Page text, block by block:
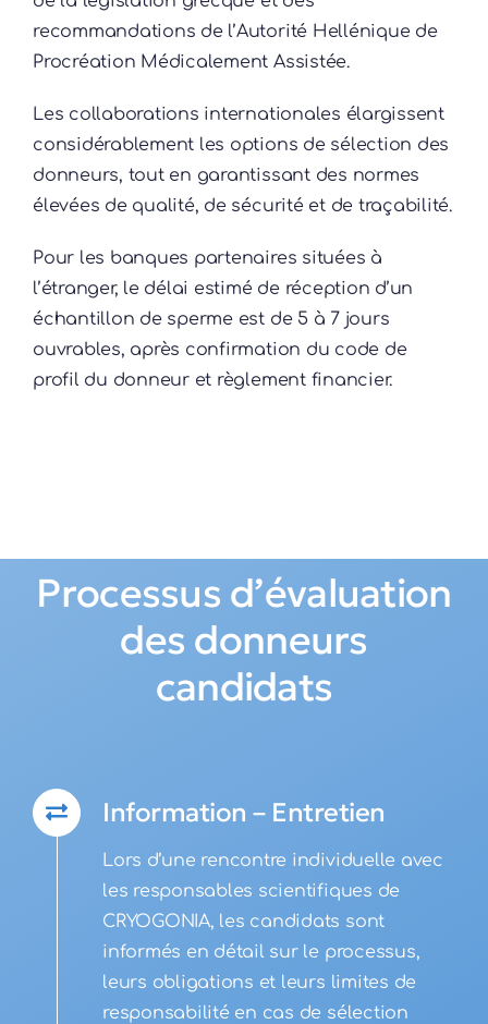
recommandations de l’Autorité Hellénique de
Procréation Médicalement Assistée.
Les collaborations internationales élargissent
considérablement les options de sélection des
donneurs, tout en garantissant des normes
élevées de qualité, de sécurité et de traçabilité.
Pour les banques partenaires situées à
l’étranger, le délai estimé de réception d’un
échantillon de sperme est de 5 à 7 jours
ouvrables, après confirmation du code de
profil du donneur et règlement financier.
Processus d’évaluation
des donneurs
candidats
Information – Entretien
Lors d’une rencontre individuelle avec
les responsables scientifiques de
CRYOGONIA, les candidats sont
informés en détail sur le processus,
leurs obligations et leurs limites de
responsabilité en cas de sélection